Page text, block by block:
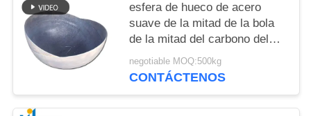
esfera de hueco de acero
suave de la mitad de la bola
de la mitad del carbono del
metal de 800m m para la bola
hueco de Hlaf de los hoyos
negotiable MOQ:500kg
CONTÁCTENOS